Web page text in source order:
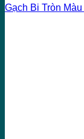
Gạch Bi Tròn